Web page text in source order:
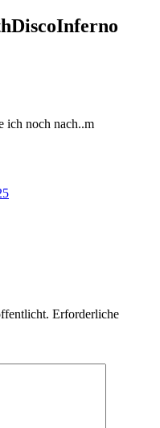
ich noch nach..m
Erforderliche